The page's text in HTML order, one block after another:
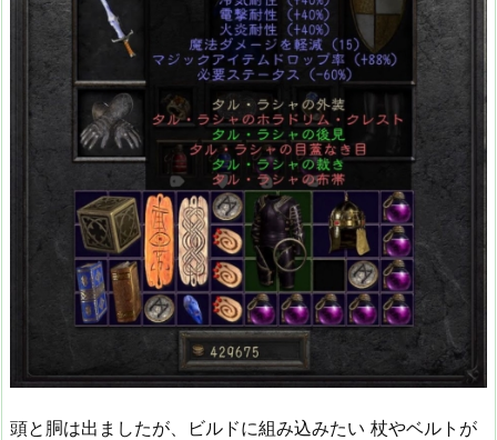
頭と胴は出ましたが、ビルドに組み込みたい 杖やベルトが